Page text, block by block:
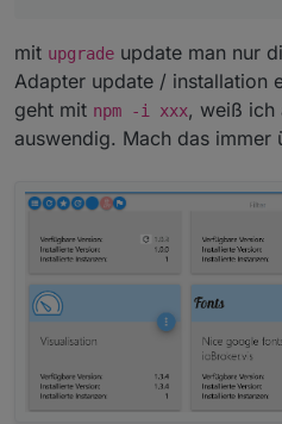
mit upgrade update man nur
Adapter update / installation
geht mit npm -i xxx, weiß ich
auswendig. Mach das immer